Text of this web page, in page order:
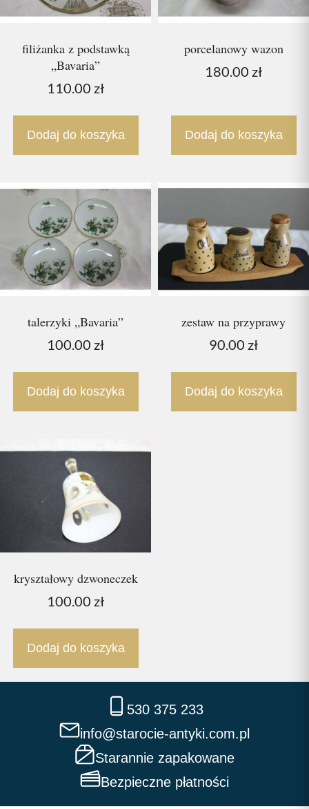
filiżanka z podstawką
„Bavaria”
110.00 zł
Dodaj do koszyka
porcelanowy wazon
180.00 zł
Dodaj do koszyka
talerzyki „Bavaria”
100.00 zł
Dodaj do koszyka
zestaw na przyprawy
90.00 zł
Dodaj do koszyka
kryształowy dzwoneczek
100.00 zł
Dodaj do koszyka
530 375 233
info@starocie-antyki.com.pl
Starannie zapakowane
Bezpieczne płatności